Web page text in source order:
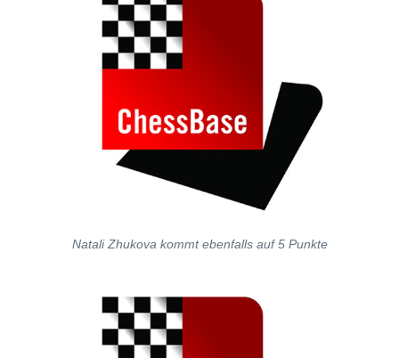
Natali Zhukova kommt ebenfalls auf 5 Punkte